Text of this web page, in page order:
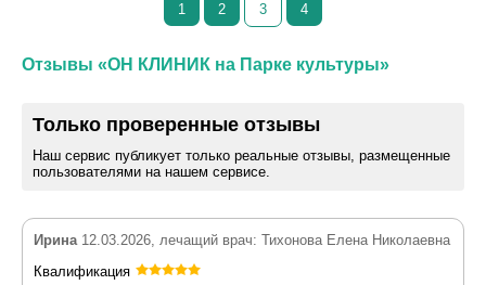
1 2 3 4
Отзывы «ОН КЛИНИК на Парке культуры»
Только проверенные отзывы
Наш сервис публикует только реальные отзывы, размещенные
пользователями на нашем сервисе.
Ирина12.03.2026, лечащий врач: Тихонова Елена Николаевна
Квалификация